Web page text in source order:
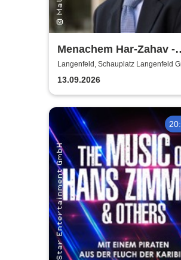
Menachem Har-Zahav -
Klassiker der
Klavierliteratur /
Meisterkonzert
Langenfeld, Schauplatz Langenfeld
13.09.2026